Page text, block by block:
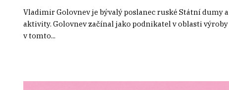
Vladimir Golovnev je bývalý poslanec ruské Státní dumy
aktivity. Golovnev začínal jako podnikatel v oblasti
v tomto...